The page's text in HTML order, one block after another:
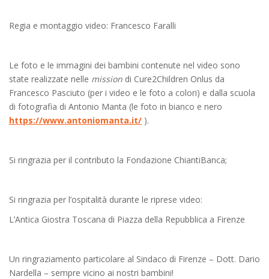
Regia e montaggio video: Francesco Faralli
Le foto e le immagini dei bambini contenute nel video sono
state realizzate nelle mission di Cure2Children Onlus da
Francesco Pasciuto (per i video e le foto a colori) e dalla scuola
di fotografia di Antonio Manta (le foto in bianco e nero
https://www.antoniomanta.it/ ).
Si ringrazia per il contributo la Fondazione ChiantiBanca;
Si ringrazia per l’ospitalità durante le riprese video:
L’Antica Giostra Toscana di Piazza della Repubblica a Firenze
Un ringraziamento particolare al Sindaco di Firenze – Dott. Dario
Nardella – sempre vicino ai nostri bambini!